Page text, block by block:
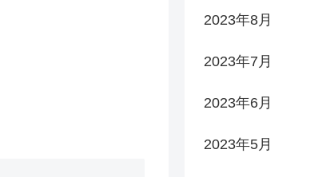
2023年8月
2023年7月
2023年6月
2023年5月